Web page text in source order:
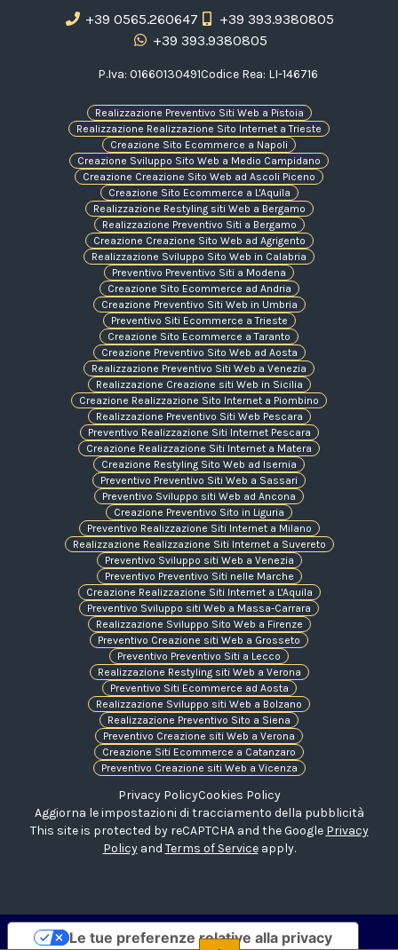
+39 0565.260647
+39 393.9380805
+39 393.9380805
P.Iva: 01660130491Codice Rea: LI-146716
Realizzazione Preventivo Siti Web a Pistoia
Realizzazione Realizzazione Sito Internet a Trieste
Creazione Sito Ecommerce a Napoli
Creazione Sviluppo Sito Web a Medio Campidano
Creazione Creazione Sito Web ad Ascoli Piceno
Creazione Sito Ecommerce a L'Aquila
Realizzazione Restyling siti Web a Bergamo
Realizzazione Preventivo Siti a Bergamo
Creazione Creazione Sito Web ad Agrigento
Realizzazione Sviluppo Sito Web in Calabria
Preventivo Preventivo Siti a Modena
Creazione Sito Ecommerce ad Andria
Creazione Preventivo Siti Web in Umbria
Preventivo Siti Ecommerce a Trieste
Creazione Sito Ecommerce a Taranto
Creazione Preventivo Sito Web ad Aosta
Realizzazione Preventivo Siti Web a Venezia
Realizzazione Creazione siti Web in Sicilia
Creazione Realizzazione Sito Internet a Piombino
Realizzazione Preventivo Siti Web Pescara
Preventivo Realizzazione Siti Internet Pescara
Creazione Realizzazione Siti Internet a Matera
Creazione Restyling Sito Web ad Isernia
Preventivo Preventivo Siti Web a Sassari
Preventivo Sviluppo siti Web ad Ancona
Creazione Preventivo Sito in Liguria
Preventivo Realizzazione Siti Internet a Milano
Realizzazione Realizzazione Siti Internet a Suvereto
Preventivo Sviluppo siti Web a Venezia
Preventivo Preventivo Siti nelle Marche
Creazione Realizzazione Siti Internet a L'Aquila
Preventivo Sviluppo siti Web a Massa-Carrara
Realizzazione Sviluppo Sito Web a Firenze
Preventivo Creazione siti Web a Grosseto
Preventivo Preventivo Siti a Lecco
Realizzazione Restyling siti Web a Verona
Preventivo Siti Ecommerce ad Aosta
Realizzazione Sviluppo siti Web a Bolzano
Realizzazione Preventivo Sito a Siena
Preventivo Creazione siti Web a Verona
Creazione Siti Ecommerce a Catanzaro
Preventivo Creazione siti Web a Vicenza
Privacy PolicyCookies Policy
Aggiorna le impostazioni di tracciamento della pubblicità
This site is protected by reCAPTCHA and the Google Privacy
Policyand Terms of Serviceapply.
Le tue preferenze relative alla privacy